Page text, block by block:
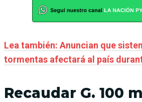
Lea también: Anuncian que
tormentas afectará al país
Recaudar G. 100